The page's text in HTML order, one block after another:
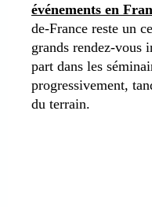
événements en
de-France reste un
grands rendez-vous
part dans les
progressivement,
du terrain.